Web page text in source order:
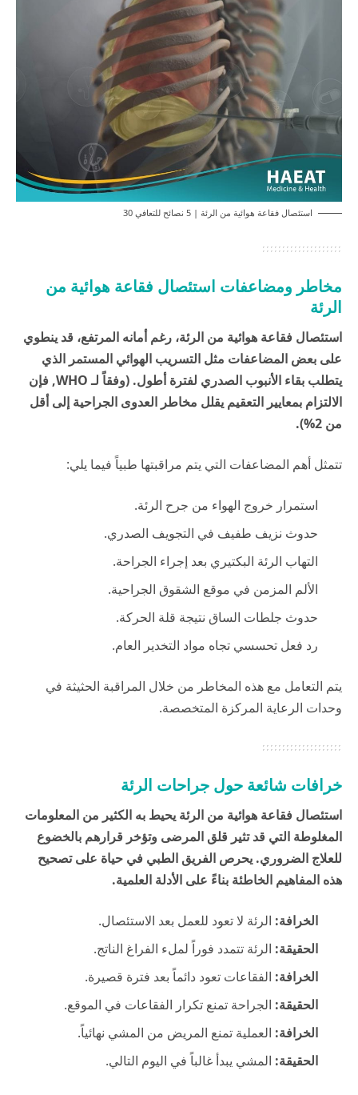
استئصال فقاعة هوائية من الرئة | 5 نصائح للتعافي 30
مخاطر ومضاعفات استئصال فقاعة هوائية من
الرئة
استئصال فقاعة هوائية من الرئة، رغم أمانه المرتفع، قد ينطوي
على بعض المضاعفات مثل التسريب الهوائي المستمر الذي
يتطلب بقاء الأنبوب الصدري لفترة أطول. (وفقاً لـWHO, فإن
الالتزام بمعايير التعقيم يقلل مخاطر العدوى الجراحية إلى أقل
من 2%).
تتمثل أهم المضاعفات التي يتم مراقبتها طبياً فيما يلي:
استمرار خروج الهواء من جرح الرئة.
حدوث نزيف طفيف في التجويف الصدري.
التهاب الرئة البكتيري بعد إجراء الجراحة.
الألم المزمن في موقع الشقوق الجراحية.
حدوث جلطات الساق نتيجة قلة الحركة.
رد فعل تحسسي تجاه مواد التخدير العام.
يتم التعامل مع هذه المخاطر من خلال المراقبة الحثيثة في
وحدات الرعاية المركزة المتخصصة.
خرافات شائعة حول جراحات الرئة
استئصال فقاعة هوائية من الرئة يحيط به الكثير من المعلومات
المغلوطة التي قد تثير قلق المرضى وتؤخر قرارهم بالخضوع
للعلاج الضروري. يحرص الفريق الطبي في حياة على تصحيح
هذه المفاهيم الخاطئة بناءً على الأدلة العلمية.
الخرافة: الرئة لا تعود للعمل بعد الاستئصال.
الحقيقة: الرئة تتمدد فوراً لملء الفراغ الناتج.
الخرافة: الفقاعات تعود دائماً بعد فترة قصيرة.
الحقيقة: الجراحة تمنع تكرار الفقاعات في الموقع.
الخرافة: العملية تمنع المريض من المشي نهائياً.
الحقيقة: المشي يبدأ غالباً في اليوم التالي.